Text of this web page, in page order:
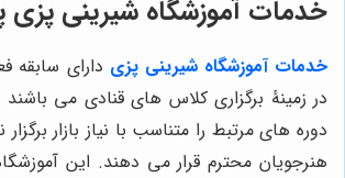
خدمات آموزشگاه شیرینی پزی
خدمات آموزشگاه شیرینی پزی دارای سابقه
در زمینۀ برگزاری کلاس های قنادی می باشند
دوره های مرتبط را متناسب با نیاز بازار
هنرجویان محترم قرار می دهند. این